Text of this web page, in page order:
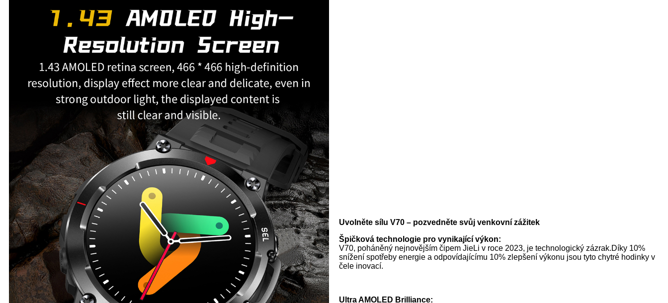
Uvolněte sílu V70 – pozvedněte svůj venkovní zážitek
Špičková technologie pro vynikající výkon:
V70, poháněný nejnovějším čipem JieLi v roce 2023, je technologický zázrak.Díky 10%
snížení spotřeby energie a odpovídajícímu 10% zlepšení výkonu jsou tyto chytré hodinky v
čele inovací.
Ultra AMOLED Brilliance: